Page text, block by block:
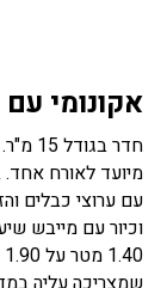
אקונומי
חדר
מיועד לאורח אחד.
עם ערוצי כבלים
וכיור עם מייבש